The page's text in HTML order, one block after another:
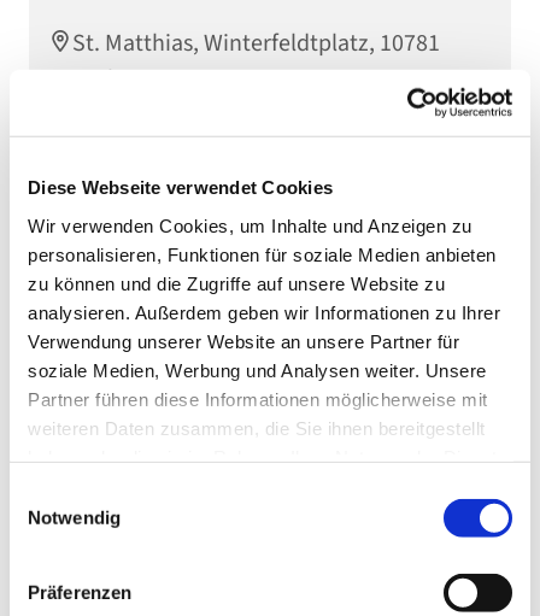
Diese Webseite verwendet Cookies
Wir verwenden Cookies, um Inhalte und Anzeigen zu
personalisieren, Funktionen für soziale Medien anbieten
zu können und die Zugriffe auf unsere Website zu
analysieren. Außerdem geben wir Informationen zu Ihrer
Verwendung unserer Website an unsere Partner für
soziale Medien, Werbung und Analysen weiter. Unsere
Partner führen diese Informationen möglicherweise mit
weiteren Daten zusammen, die Sie ihnen bereitgestellt
Notwendig
Präferenzen
St. Matthias, Winterfeldtplatz, 10781
Berlin